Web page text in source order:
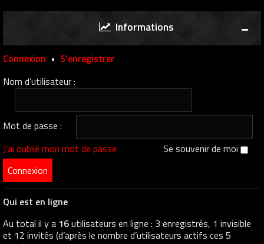
Informations
Connexion • S’enregistrer
Nom d’utilisateur :
Mot de passe :
J’ai oublié mon mot de passe
Se souvenir de moi
Qui est en ligne
Au total il y a 16utilisateurs en ligne : 3 enregistrés, 1 invisible
et 12 invités (d’après le nombre d’utilisateurs actifs ces 5